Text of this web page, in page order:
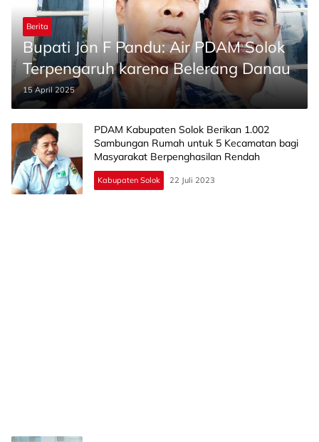
Berita
Bupati Jon F Pandu: Air PDAM Solok
Terpengaruh karena Belerang Danau
15 April 2025
PDAM Kabupaten Solok Berikan 1.002
Sambungan Rumah untuk 5 Kecamatan bagi
Masyarakat Berpenghasilan Rendah
Kabupaten Solok 22 Juli 2023